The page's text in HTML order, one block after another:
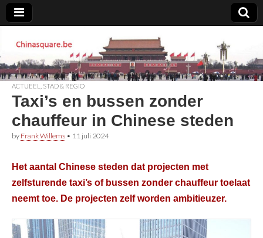
Chinasquare.be
ACTUEEL STAD & REGIO
Taxi’s en bussen zonder
chauffeur in Chinese steden
by Frank Willems • 11 juli 2024
Het aantal Chinese steden dat projecten met
zelfsturende taxi’s of bussen zonder chauffeur toelaat
neemt toe. De projecten zelf worden ambitieuzer.